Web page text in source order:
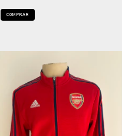
COMPRAR